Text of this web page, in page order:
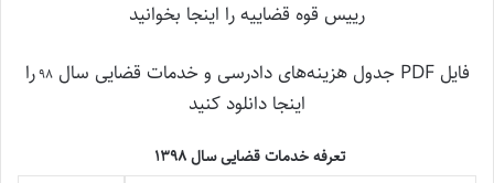
رییس قوه قضاییه را اینجا بخوانید
فایل PDF جدول هزینه‌های دادرسی و خدمات قضایی سال ۹۸ را
اینجا دانلود کنید
تعرفه خدمات قضایی سال 1398